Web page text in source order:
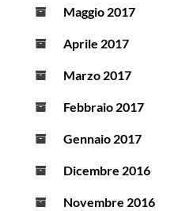
Maggio 2017
Aprile 2017
Marzo 2017
Febbraio 2017
Gennaio 2017
Dicembre 2016
Novembre 2016